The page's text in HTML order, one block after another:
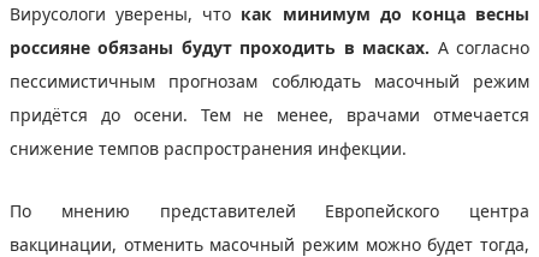
Вирусологи уверены, что как минимум до конца весны
россияне обязаны будут проходить в масках. А согласно
пессимистичным прогнозам соблюдать масочный режим
придётся до осени. Тем не менее, врачами отмечается
снижение темпов распространения инфекции.
По мнению представителей Европейского центра
вакцинации, отменить масочный режим можно будет тогда,